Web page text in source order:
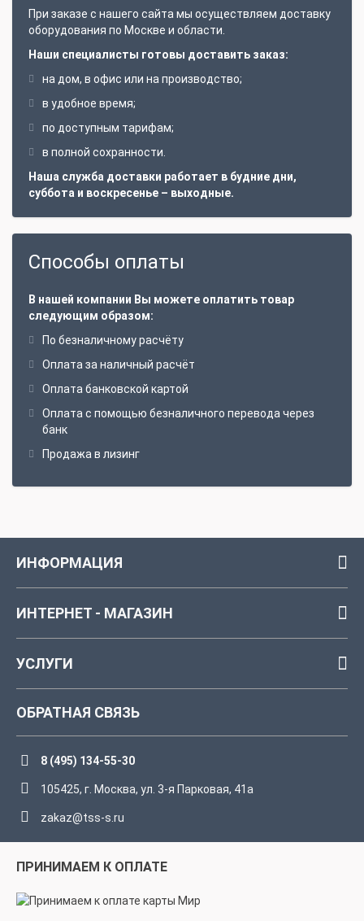
При заказе с нашего сайта мы осуществляем доставку
оборудования по Москве и области.
Наши специалисты готовы доставить заказ:
на дом, в офис или на производство;
в удобное время;
по доступным тарифам;
в полной сохранности.
Наша служба доставки работает в будние дни,
суббота и воскресенье – выходные.
Способы оплаты
В нашей компании Вы можете оплатить товар
следующим образом:
По безналичному расчёту
Оплата за наличный расчёт
Оплата банковской картой
Оплата с помощью безналичного перевода через
банк
Продажа в лизинг
ИНФОРМАЦИЯ
ИНТЕРНЕТ - МАГАЗИН
УСЛУГИ
ОБРАТНАЯ СВЯЗЬ
8 (495) 134-55-30
105425, г. Москва, ул. 3-я Парковая, 41а
zakaz@tss-s.ru
ПРИНИМАЕМ К ОПЛАТЕ